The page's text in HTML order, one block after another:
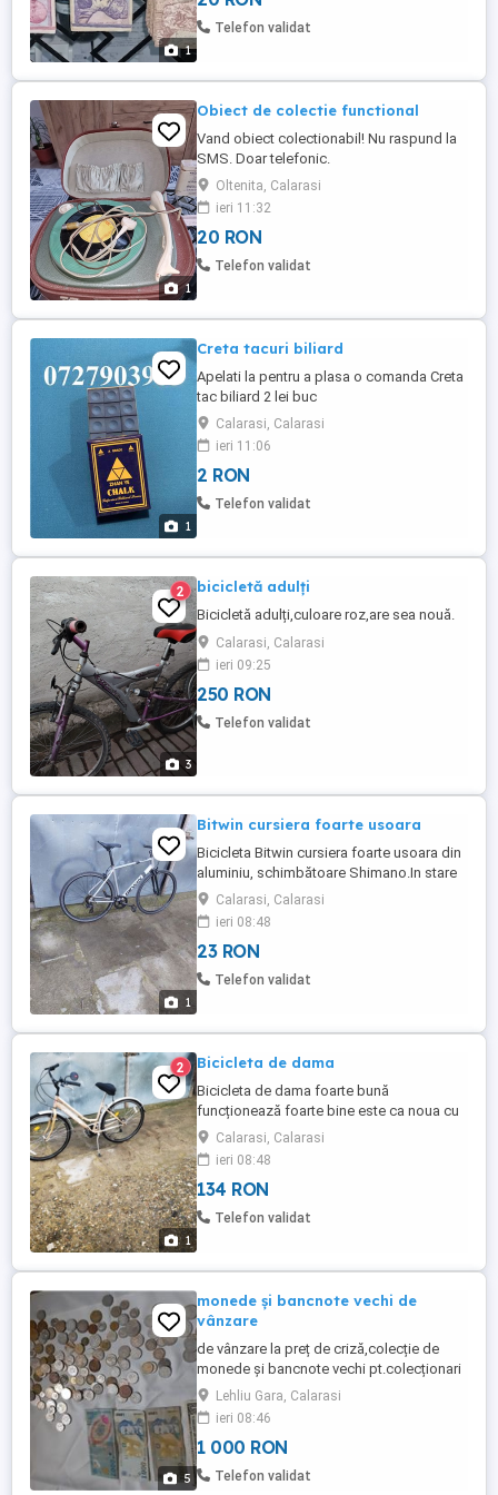
1
Telefon validat
1
Obiect de colectie functional
Vand obiect colectionabil! Nu raspund la
SMS. Doar telefonic.
Oltenita, Calarasi
ieri 11:32
20 RON
Telefon validat
1
Creta tacuri biliard
Apelati la pentru a plasa o comanda Creta
tac biliard 2 lei buc
Calarasi, Calarasi
ieri 11:06
2 RON
Telefon validat
3
2 bicicletă adulți
Bicicletă adulți,culoare roz,are sea nouă.
Calarasi, Calarasi
ieri 09:25
250 RON
Telefon validat
1
Bitwin cursiera foarte usoara
Bicicleta Bitwin cursiera foarte usoara din
aluminiu, schimbătoare Shimano.In stare
foarte bună.preț:2000 lei Pentru alte detalii
va rog sa sunați:zero șapte doi șapte
șapte sase sase noua zero doi.Calarasi
Calarasi, Calarasi
ieri 08:48
23 RON
Telefon validat
1
2 Bicicleta de dama
Bicicleta de dama foarte bună
funcționează foarte bine este ca noua cu
schimbător de viteze foarte comoda la
drum. Pret:1000 lei tel zero șapte doi
șapte șapte șase șase nouă zero doi
Călărași
Calarasi, Calarasi
ieri 08:48
134 RON
Telefon validat
5
monede și bancnote vechi de
vânzare
de vânzare la preț de criză,colecție de
monede și bancnote vechi pt.colecționari
,lei, euro,lire etc.
Lehliu Gara, Calarasi
ieri 08:46
1 000 RON
Telefon validat